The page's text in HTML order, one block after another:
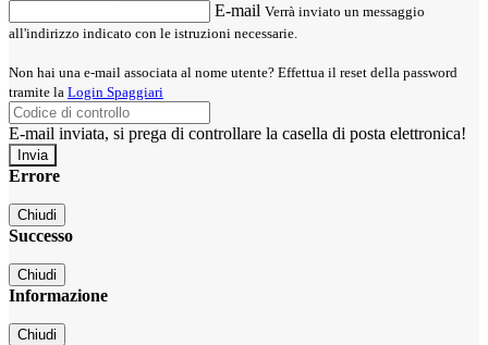
E-mail Verrà inviato un messaggio
all'indirizzo indicato con le istruzioni necessarie.
Non hai una e-mail associata al nome utente? Effettua il reset della password
tramite la Login Spaggiari
E-mail inviata, si prega di controllare la casella di posta elettronica!
Errore
Chiudi
Successo
Chiudi
Informazione
Chiudi